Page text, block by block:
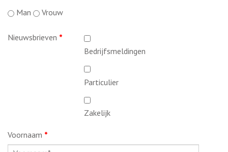
Man
Vrouw
Nieuwsbrieven *
Bedrijfsmeldingen
Particulier
Zakelijk
Voornaam *